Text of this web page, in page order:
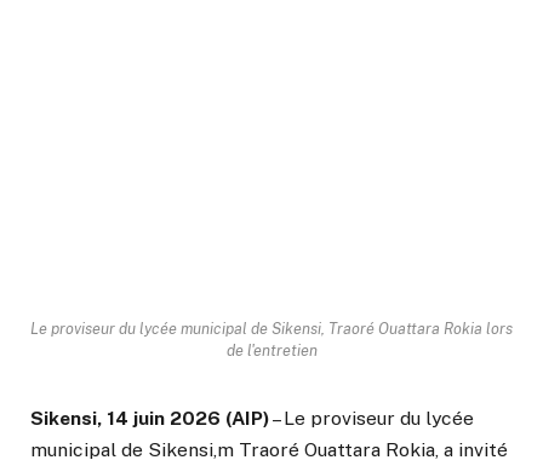
Le proviseur du lycée municipal de Sikensi, Traoré Ouattara Rokia lors
de l'entretien
Sikensi, 14 juin 2026 (AIP)– Le proviseur du lycée
municipal de Sikensi,m Traoré Ouattara Rokia, a invité